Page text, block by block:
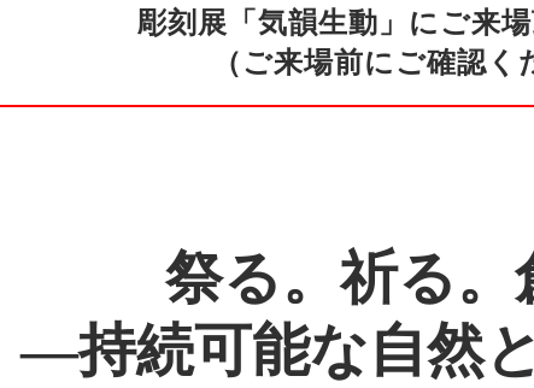
彫刻展「気韻生動」にご来
（ご来場前にご確認く
祭る。祈る。
―持続可能な自然